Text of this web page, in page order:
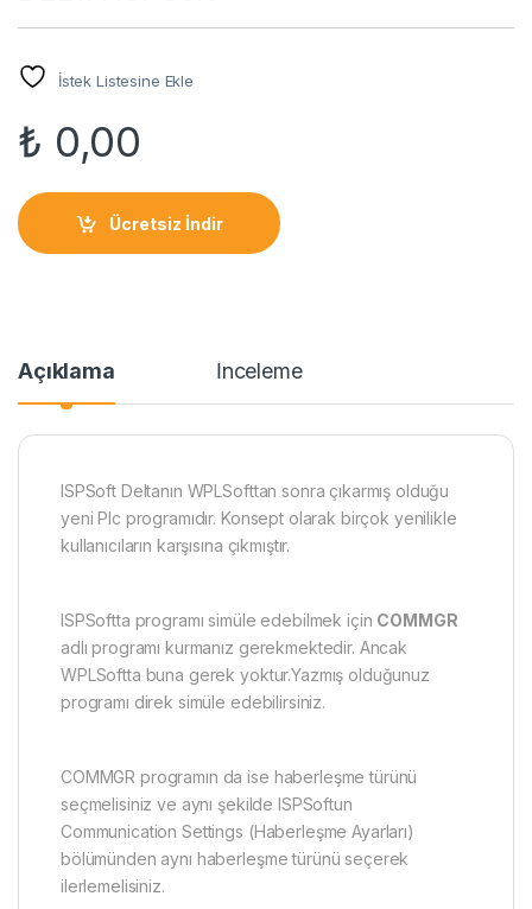
İstek Listesine Ekle
₺ 0,00
Ücretsiz İndir
Açıklama İnceleme
ISPSoft Deltanın WPLSofttan sonra çıkarmış olduğu
yeni Plc programıdır. Konsept olarak birçok yenilikle
kullanıcıların karşısına çıkmıştır.
ISPSoftta programı simüle edebilmek için COMMGR
adlı programı kurmanız gerekmektedir. Ancak
WPLSoftta buna gerek yoktur.Yazmış olduğunuz
programı direk simüle edebilirsiniz.
COMMGR programın da ise haberleşme türünü
seçmelisiniz ve aynı şekilde ISPSoftun
Communication Settings (Haberleşme Ayarları)
bölümünden aynı haberleşme türünü seçerek
ilerlemelisiniz.